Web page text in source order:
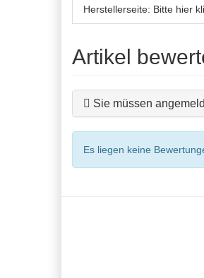
Herstellerseite: Bitte hier
Artikel
Sie müssen
Es liegen keine